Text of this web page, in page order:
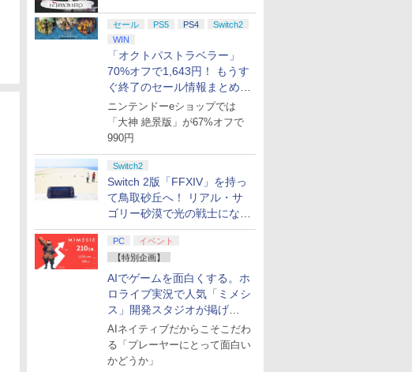
セール PS5 PS4
Switch2
WIN
「オクトパストラベラー」
70%オフで1,643円！ もうす
ぐ終了のセール情報まとめ
【8月8日更新】
ニンテンドーeショップでは
「大神 絶景版」が67%オフで
990円
Switch2
Switch 2版「FFXIV」を持っ
て鳥取砂丘へ！ リアル・サ
ゴリー砂漠で光の戦士になっ
てみた
PC
イベント
【特別企画】
AIでゲームを面白くする。ホ
ロライブ実況で人気「ミメシ
ス」開発スタジオが掲げ
る“AI活用の信念”とは？【講
演レポート】
AIネイティブだからこそこだわ
る「プレーヤーにとって面白い
かどうか」